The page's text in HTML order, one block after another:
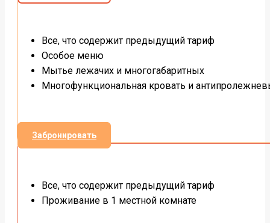
Все, что содержит предыдущий тариф
Особое меню
Мытье лежачих и многогабаритных
Многофункциональная кровать и
Забронировать
Все, что содержит предыдущий тариф
Проживание в 1 местной комнате